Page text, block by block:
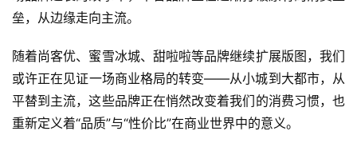
垒，从边缘走向主流。
随着尚客优、蜜雪冰城、甜啦啦等品牌继续扩展版图，我们
或许正在见证一场商业格局的转变——从小城到大都市，从
平替到主流，这些品牌正在悄然改变着我们的消费习惯，也
重新定义着“品质”与“性价比”在商业世界中的意义。